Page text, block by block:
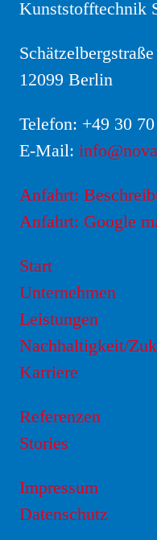
Kunststofftechnik
12099 Berlin
Telefon: +49 30
E-Mail:
Anfahrt:
Anfahrt: Google
Start
Unternehmen
Leistungen
Nachhaltigkeit/
Karriere
Referenzen
Stories
Impressum
Datenschutz